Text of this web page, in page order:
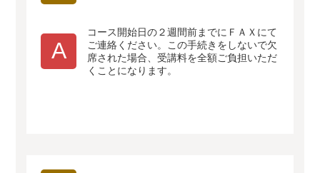
A
コース開始日の２週間前までにＦＡＸにて
ご連絡ください。この手続きをしないで欠
席された場合、受講料を全額ご負担いただ
くことになります。